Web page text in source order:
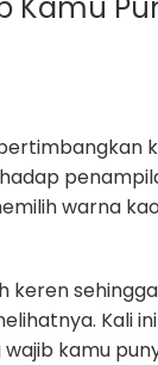
warna
keren
Kali
kamu